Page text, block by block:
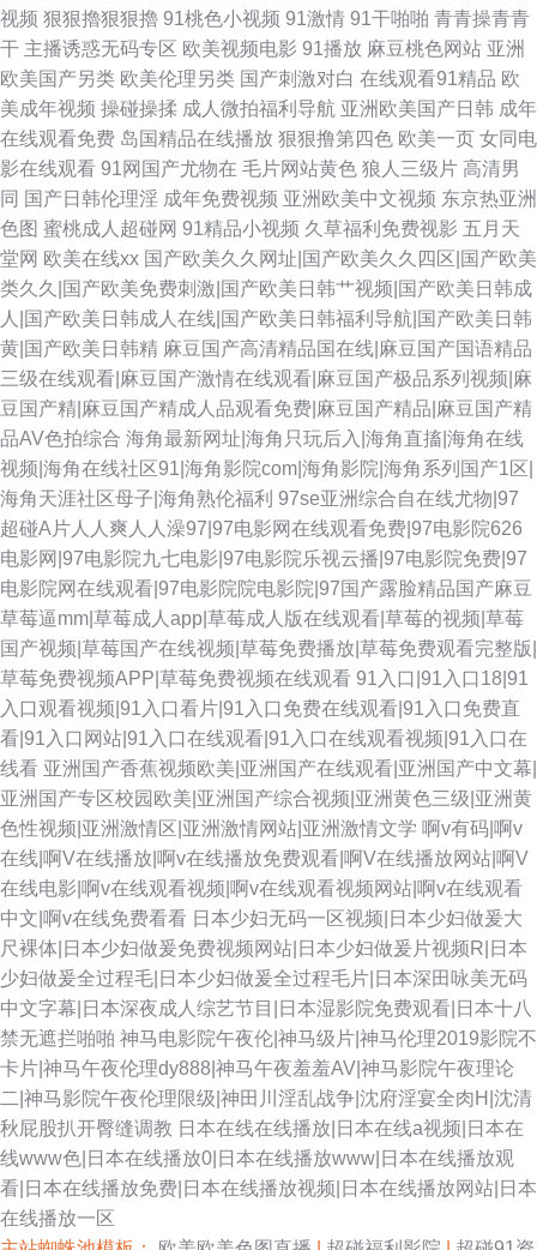
视频 狠狠擼狠狠擼 91桃色小视频 91激情 91干啪啪 青青操青青
干 主播诱惑无码专区 欧美视频电影 91播放 麻豆桃色网站 亚洲
欧美国产另类 欧美伦理另类 国产刺激对白 在线观看91精品 欧
美成年视频 操碰操揉 成人微拍福利导航 亚洲欧美国产日韩 成年
在线观看免费 岛国精品在线播放 狠狠撸第四色 欧美一页 女同电
影在线观看 91网国产尤物在 毛片网站黄色 狼人三级片 高清男
同 国产日韩伦理淫 成年免费视频 亚洲欧美中文视频 东京热亚洲
色图 蜜桃成人超碰网 91精品小视频 久草福利免费视影 五月天
堂网 欧美在线xx 国产欧美久久网址|国产欧美久久四区|国产欧美
类久久|国产欧美免费刺激|国产欧美日韩艹视频|国产欧美日韩成
人|国产欧美日韩成人在线|国产欧美日韩福利导航|国产欧美日韩
黄|国产欧美日韩精 麻豆国产高清精品国在线|麻豆国产国语精品
三级在线观看|麻豆国产激情在线观看|麻豆国产极品系列视频|麻
豆国产精|麻豆国产精成人品观看免费|麻豆国产精品|麻豆国产精
品AV色拍综合 海角最新网址|海角只玩后入|海角直搐|海角在线
视频|海角在线社区91|海角影院com|海角影院|海角系列国产1区|
海角天涯社区母子|海角熟伦福利 97se亚洲综合自在线尤物|97
超碰A片人人爽人人澡97|97电影网在线观看免费|97电影院626
电影网|97电影院九七电影|97电影院乐视云播|97电影院免费|97
电影院网在线观看|97电影院院电影院|97国产露脸精品国产麻豆
草莓逼mm|草莓成人app|草莓成人版在线观看|草莓的视频|草莓
国产视频|草莓国产在线视频|草莓免费播放|草莓免费观看完整版|
草莓免费视频APP|草莓免费视频在线观看 91入口|91入口18|91
入口观看视频|91入口看片|91入口免费在线观看|91入口免费直
看|91入口网站|91入口在线观看|91入口在线观看视频|91入口在
线看 亚洲国产香蕉视频欧美|亚洲国产在线观看|亚洲国产中文幕|
亚洲国产专区校园欧美|亚洲国产综合视频|亚洲黄色三级|亚洲黄
色性视频|亚洲激情区|亚洲激情网站|亚洲激情文学 啊v有码|啊v
在线|啊V在线播放|啊v在线播放免费观看|啊V在线播放网站|啊V
在线电影|啊v在线观看视频|啊v在线观看视频网站|啊v在线观看
中文|啊v在线免费看看 日本少妇无码一区视频|日本少妇做爰大
尺裸体|日本少妇做爰免费视频网站|日本少妇做爰片视频R|日本
少妇做爰全过程毛|日本少妇做爰全过程毛片|日本深田咏美无码
中文字幕|日本深夜成人综艺节目|日本湿影院免费观看|日本十八
禁无遮拦啪啪 神马电影院午夜伦|神马级片|神马伦理2019影院不
卡片|神马午夜伦理dy888|神马午夜羞羞AV|神马影院午夜理论
二|神马影院午夜伦理限级|神田川淫乱战争|沈府淫宴全肉H|沈清
秋屁股扒开臀缝调教 日本在线在线播放|日本在线a视频|日本在
线www色|日本在线播放0|日本在线播放www|日本在线播放观
看|日本在线播放免费|日本在线播放视频|日本在线播放网站|日本
在线播放一区